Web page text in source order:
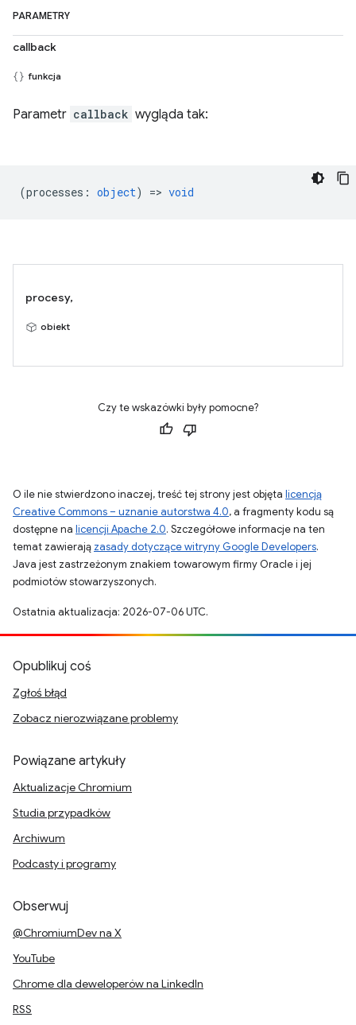
PARAMETRY
callback
funkcja
Parametr callback wygląda tak:
(processes : object) => void
procesy,
obiekt
Czy te wskazówki były pomocne?
O ile nie stwierdzono inaczej, treść tej strony jest objęta licencją
Creative Commons – uznanie autorstwa 4.0, a fragmenty kodu są
dostępne na licencji Apache 2.0. Szczegółowe informacje na ten
temat zawierają zasady dotyczące witryny Google Developers.
Java jest zastrzeżonym znakiem towarowym firmy Oracle i jej
podmiotów stowarzyszonych.
Ostatnia aktualizacja: 2026-07-06 UTC.
Opublikuj coś
Zgłoś błąd
Zobacz nierozwiązane problemy
Powiązane artykuły
Aktualizacje Chromium
Studia przypadków
Archiwum
Podcasty i programy
Obserwuj
@ChromiumDev na X
YouTube
Chrome dla deweloperów na LinkedIn
RSS